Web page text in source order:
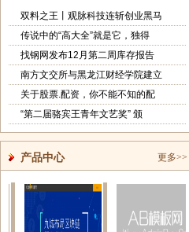
双料之王丨观脉科技连斩创业黑马
传说中的“高大全”就是它，独得
找钢网发布12月第二周库存报告
南方文交所与黑龙江财经学院建立
关于股票.配资，你不能不知的配
“第二届骆宾王青年文艺奖” 颁
更多>>
产品中心